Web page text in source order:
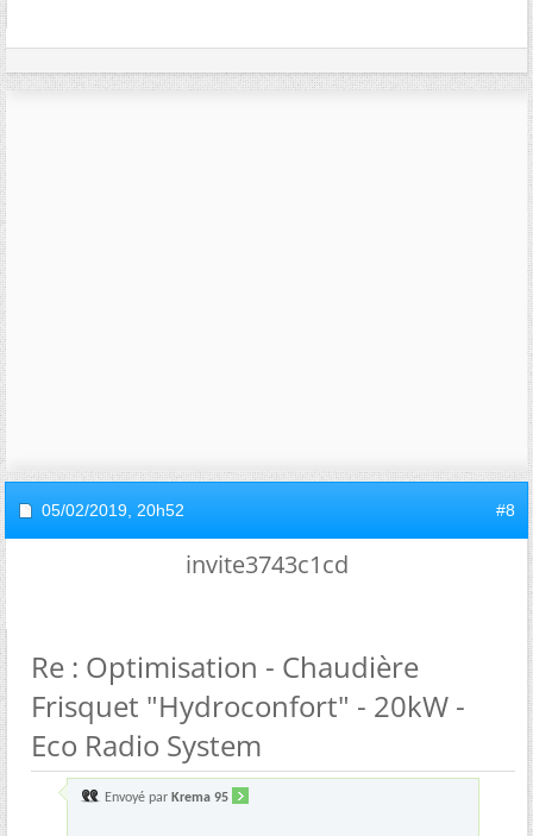
05/02/2019, 20h52 #8
invite3743c1cd
Re : Optimisation - Chaudière
Frisquet "Hydroconfort" - 20kW -
Eco Radio System
Envoyé par Krema 95